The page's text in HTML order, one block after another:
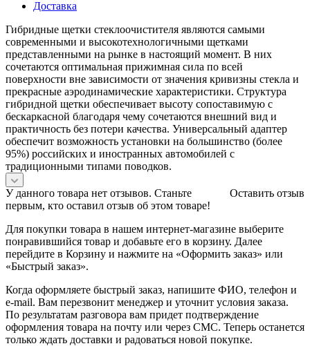
Доставка
Гибридные щетки стеклоочистителя являются самыми
современными и высокотехнологичными щетками
представленными на рынке в настоящий момент. В них
сочетаются оптимальная прижимная сила по всей
поверхности вне зависимости от значения кривизны стекла и
прекрасные аэродинамические характеристики. Структура
гибридной щетки обеспечивает высоту сопоставимую с
бескаркасной благодаря чему сочетаются внешний вид и
практичность без потери качества. Универсальный адаптер
обеспечит возможность установки на большинство (более
95%) российских и иностранных автомобилей с
традиционными типами поводков.
Оставить отзыв
У данного товара нет отзывов. Станьте
первым, кто оставил отзыв об этом товаре!
Для покупки товара в нашем интернет-магазине выберите
понравившийся товар и добавьте его в корзину. Далее
перейдите в Корзину и нажмите на «Оформить заказ» или
«Быстрый заказ».
Когда оформляете быстрый заказ, напишите ФИО, телефон и
e-mail. Вам перезвонит менеджер и уточнит условия заказа.
По результатам разговора вам придет подтверждение
оформления товара на почту или через СМС. Теперь останется
только ждать доставки и радоваться новой покупке.